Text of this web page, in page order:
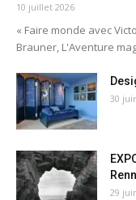
10 juillet 2026
« Faire monde avec
Brauner, L'Aventure
30
29